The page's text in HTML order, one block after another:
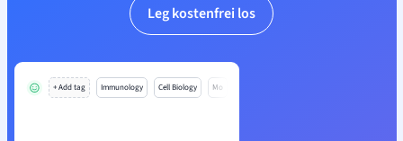
Leg kostenfrei los
+ Add tag Immunology Cell Biology Mo